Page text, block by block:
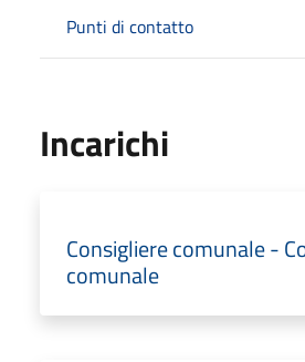
Punti di contatto
Incarichi
Consigliere comunale -
comunale